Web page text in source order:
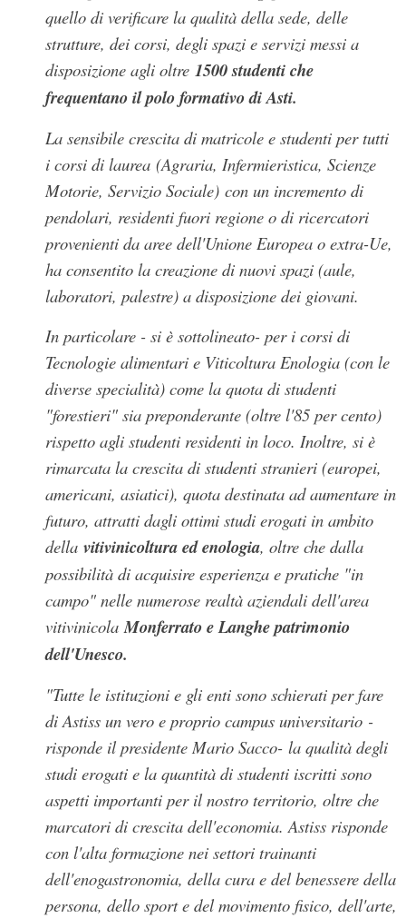
quello di verificare la qualità della sede, delle
strutture, dei corsi, degli spazi e servizi messi a
disposizione agli oltre 1500 studenti che
frequentano il polo formativo di Asti.
La sensibile crescita di matricole e studenti per tutti
i corsi di laurea (Agraria, Infermieristica, Scienze
Motorie, Servizio Sociale) con un incremento di
pendolari, residenti fuori regione o di ricercatori
provenienti da aree dell'Unione Europea o extra-Ue,
ha consentito la creazione di nuovi spazi (aule,
laboratori, palestre) a disposizione dei giovani.
In particolare - si è sottolineato- per i corsi di
Tecnologie alimentari e Viticoltura Enologia (con le
diverse specialità) come la quota di studenti
"forestieri" sia preponderante (oltre l'85 per cento)
rispetto agli studenti residenti in loco. Inoltre, si è
rimarcata la crescita di studenti stranieri (europei,
americani, asiatici), quota destinata ad aumentare in
futuro, attratti dagli ottimi studi erogati in ambito
della vitivinicoltura ed enologia, oltre che dalla
possibilità di acquisire esperienza e pratiche "in
campo" nelle numerose realtà aziendali dell'area
vitivinicolaMonferrato e Langhe patrimonio
dell'Unesco.
"Tutte le istituzioni e gli enti sono schierati per fare
di Astiss un vero e proprio campus universitario -
risponde il presidente Mario Sacco- la qualità degli
studi erogati e la quantità di studenti iscritti sono
aspetti importanti per il nostro territorio, oltre che
marcatori di crescita dell'economia. Astiss risponde
con l'alta formazione nei settori trainanti
dell'enogastronomia, della cura e del benessere della
persona, dello sport e del movimento fisico, dell'arte,